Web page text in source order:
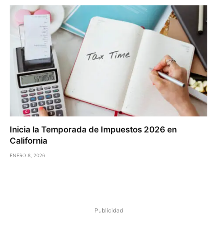
Inicia la Temporada de Impuestos 2026 en
California
ENERO 8, 2026
Publicidad